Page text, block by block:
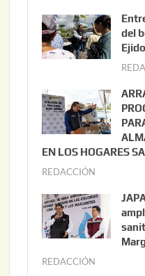
o
s
t
3
,
2
0
del
EN LOS HOGARES
REDACCIÓN
l
i
o
REDACCIÓN